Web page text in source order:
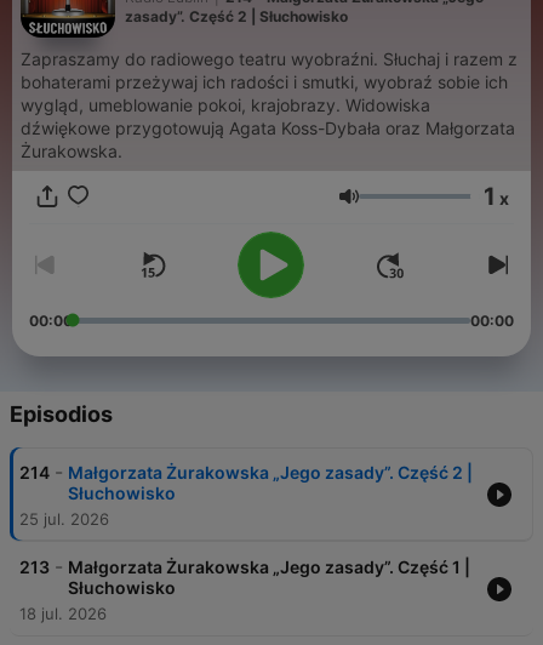
zasady”. Część 2 | Słuchowisko
Zapraszamy do radiowego teatru wyobraźni. Słuchaj i razem z
bohaterami przeżywaj ich radości i smutki, wyobraź sobie ich
wygląd, umeblowanie pokoi, krajobrazy. Widowiska
dźwiękowe przygotowują Agata Koss-Dybała oraz Małgorzata
Żurakowska.
Volumen 1 x
00:00 00:00
Episodios
214 - Małgorzata Żurakowska „Jego zasady”. Część 2 |
Słuchowisko
25 jul. 2026
213 - Małgorzata Żurakowska „Jego zasady”. Część 1 |
Słuchowisko
18 jul. 2026